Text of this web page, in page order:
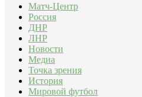
Матч-Центр
Россия
ДНР
ЛНР
Новости
Медиа
Точка зрения
История
Мировой футбол